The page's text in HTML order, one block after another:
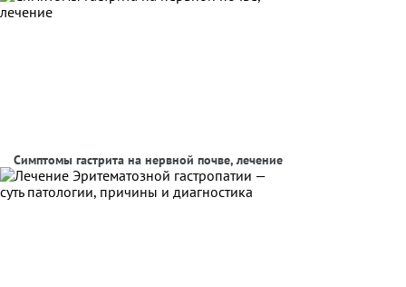
Симптомы гастрита на нервной почве, лечение